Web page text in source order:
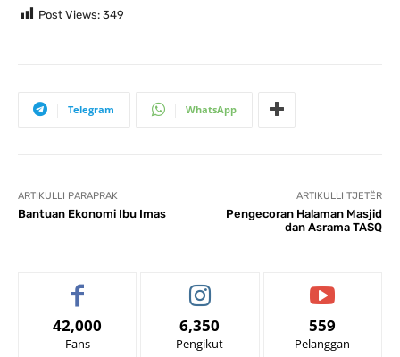
Post Views: 349
Telegram WhatsApp
ARTIKULLI PARAPRAK
Bantuan Ekonomi Ibu Imas
ARTIKULLI TJETËR
Pengecoran Halaman Masjid
dan Asrama TASQ
42,000
Fans
6,350
Pengikut
559
Pelanggan